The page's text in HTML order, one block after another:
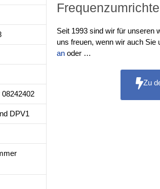
DPV1
Seit 1993 sind wir für unseren
uns freuen, wenn wir auch Sie
an oder …
Zu